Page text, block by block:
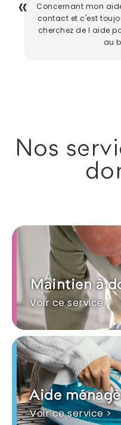
Concernant mon
contact et c'est
cherchez de l aide
au
Nos
Maintien à
Voir ce service >
Aide
Voir ce service >